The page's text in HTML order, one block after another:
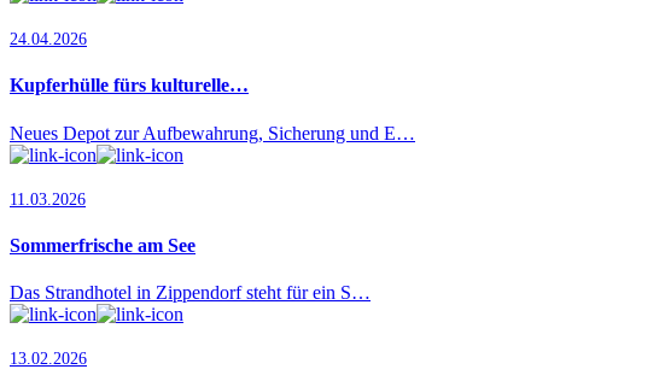
24.04.2026
Kupferhülle fürs kulturelle…
Neues Depot zur Aufbewahrung, Sicherung und E…
11.03.2026
Sommerfrische am See
Das Strandhotel in Zippendorf steht für ein S…
13.02.2026